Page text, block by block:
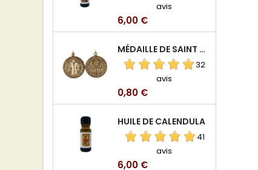
avis
Prix
6,00 €
MÉDAILLE DE SAINT BENOIT EN ALUMINIUM
32
avis
Prix
0,80 €
HUILE DE CALENDULA
41
avis
Prix
6,00 €